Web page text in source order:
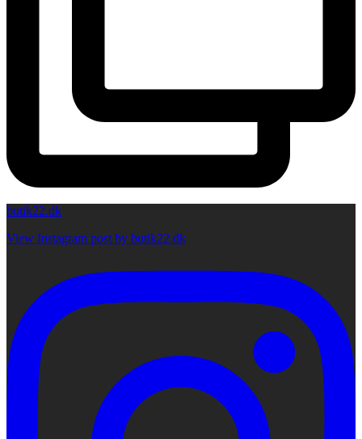
butik22.dk
View Instagram post by butik22.dk